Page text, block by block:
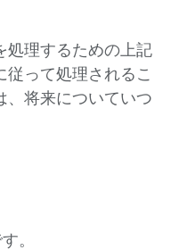
処理するための上記
従って処理されるこ
、将来についていつ
。